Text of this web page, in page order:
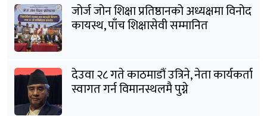
जोर्ज जोन शिक्षा प्रतिष्ठानको अध्यक्षमा विनोद
कायस्थ, पाँच शिक्षासेवी सम्मानित
देउवा २८ गते काठमाडौं उत्रिने, नेता कार्यकर्ता
स्वागत गर्न विमानस्थलमै पुग्ने